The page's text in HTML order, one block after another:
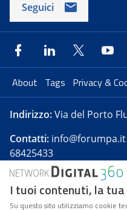
Seguici
About Tags Privacy &
Indirizzo:Via del Porto
Contatti: info@forumpa.it
68425433
Forumpa.itè una
presso Registro della
I tuoi contenuti, la
Su questo sito utilizziamo cookie